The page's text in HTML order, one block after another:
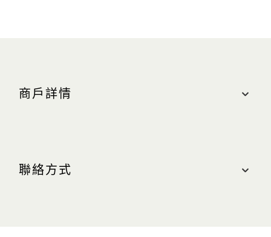
商戶詳情
最近的停車場：北區（綠色區域）
聯絡方式